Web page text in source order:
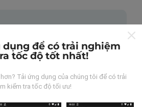
này đến từ đâu?
từ các lần đo được thực hiện
dụng để có trải nghiệm
tốc độ tốt nhất!
Tải ứng dụng của chúng tôi để có trải
kiểm tra tốc độ tối ưu!